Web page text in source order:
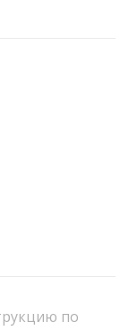
по